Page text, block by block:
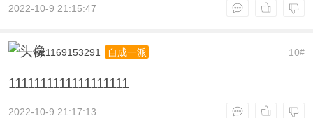
2022-10-9 21:15:47
10#
wz1169153291 自成一派
1111111111111111111
2022-10-9 21:17:13